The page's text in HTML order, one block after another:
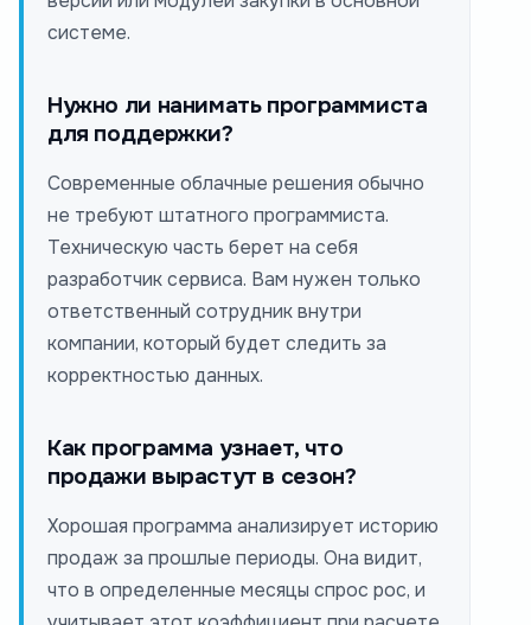
системе.
Нужно ли нанимать программиста
для поддержки?
Современные облачные решения обычно
не требуют штатного программиста.
Техническую часть берет на себя
разработчик сервиса. Вам нужен только
ответственный сотрудник внутри
компании, который будет следить за
корректностью данных.
Как программа узнает, что
продажи вырастут в сезон?
Хорошая программа анализирует историю
продаж за прошлые периоды. Она видит,
что в определенные месяцы спрос рос, и